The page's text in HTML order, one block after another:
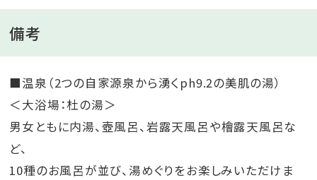
備考
■温泉（2つの自家源泉から湧くph9.2の美肌の湯）
＜大浴場：杜の湯＞
男女ともに内湯、壺風呂、岩露天風呂や檜露天風呂な
ど、
10種のお風呂が並び、湯めぐりをお楽しみいただけま